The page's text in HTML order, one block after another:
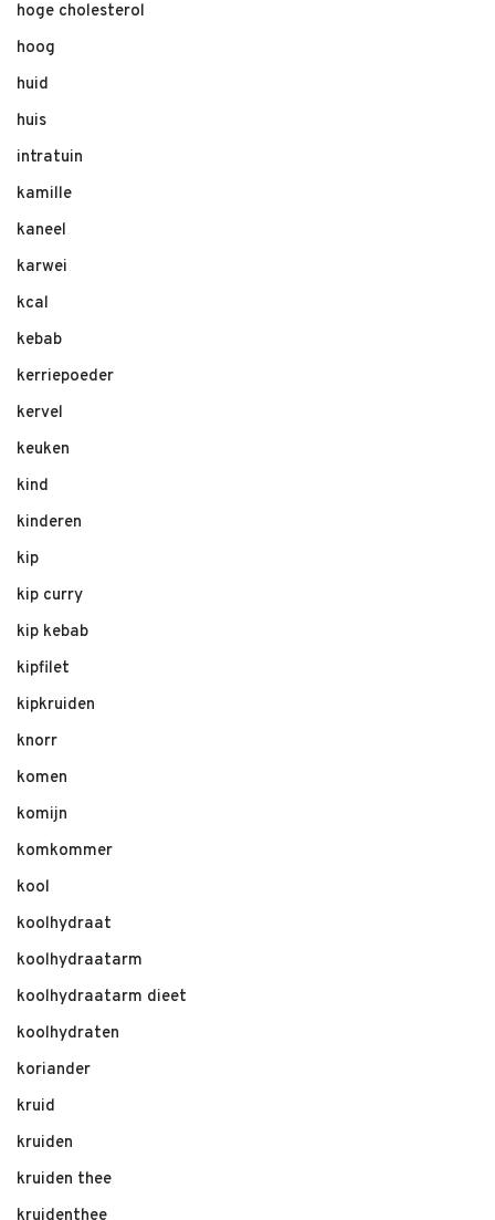
hoge cholesterol
hoog
huid
huis
intratuin
kamille
kaneel
karwei
kcal
kebab
kerriepoeder
kervel
keuken
kind
kinderen
kip
kip curry
kip kebab
kipfilet
kipkruiden
knorr
komen
komijn
komkommer
kool
koolhydraat
koolhydraatarm
koolhydraatarm dieet
koolhydraten
koriander
kruid
kruiden
kruiden thee